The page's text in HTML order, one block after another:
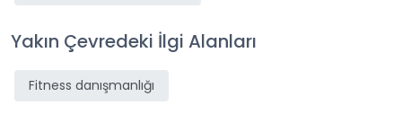
Yakın Çevredeki İlgi Alanları
Fitness danışmanlığı